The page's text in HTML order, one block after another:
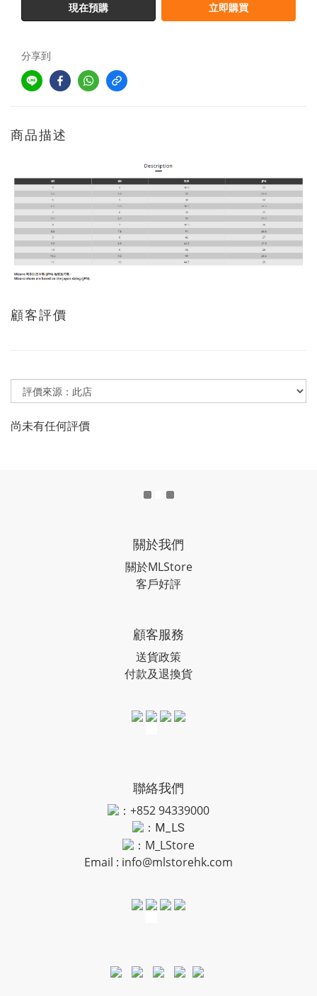
現在預購 立即購買
分享到
商品描述
顧客評價
尚未有任何評價
關於我們
關於MLStore
客戶好評
顧客服務
送貨政策
付款及退換貨
聯絡我們
：+852 94339000
： M_LS
：M_LStore
Email : info@mlstorehk.com